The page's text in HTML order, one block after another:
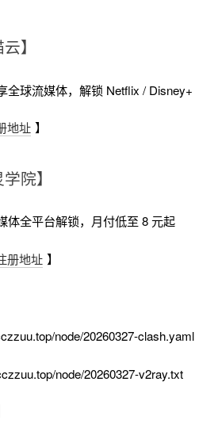
】
全球流媒体，解锁 Netflix / Disney+
地址 】
院】
体全平台解锁，月付低至 8 元起
册地址 】
node/20260327-clash.yaml
node/20260327-v2ray.txt